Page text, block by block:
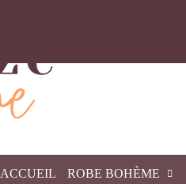
ACCUEIL ROBE BOHÈME